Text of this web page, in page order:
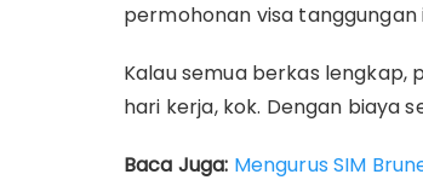
permohonan visa tanggungan
Kalau semua berkas lengkap,
hari kerja, kok. Dengan biaya
Baca Juga: Mengurus SIM